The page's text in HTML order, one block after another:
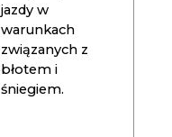
jazdy w
warunkach
związanych z
błotem i
śniegiem.